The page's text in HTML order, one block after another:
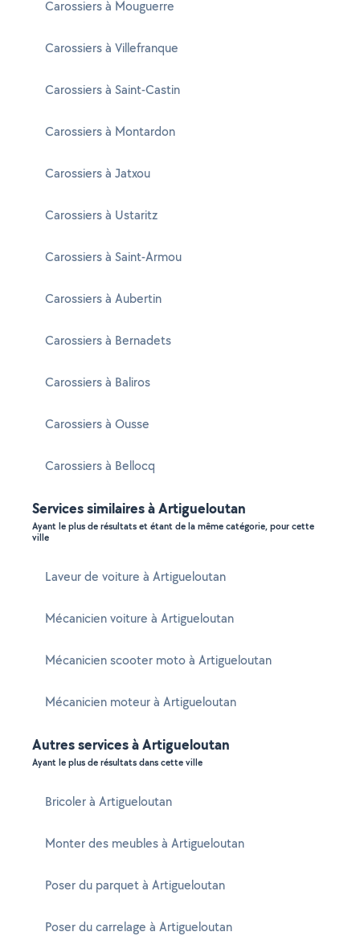
Carossiers à Mouguerre
Carossiers à Villefranque
Carossiers à Saint-Castin
Carossiers à Montardon
Carossiers à Jatxou
Carossiers à Ustaritz
Carossiers à Saint-Armou
Carossiers à Aubertin
Carossiers à Bernadets
Carossiers à Baliros
Carossiers à Ousse
Carossiers à Bellocq
Services similaires à Artigueloutan
Ayant le plus de résultats et étant de la même catégorie, pour cette
ville
Laveur de voiture à Artigueloutan
Mécanicien voiture à Artigueloutan
Mécanicien scooter moto à Artigueloutan
Mécanicien moteur à Artigueloutan
Autres services à Artigueloutan
Ayant le plus de résultats dans cette ville
Bricoler à Artigueloutan
Monter des meubles à Artigueloutan
Poser du parquet à Artigueloutan
Poser du carrelage à Artigueloutan